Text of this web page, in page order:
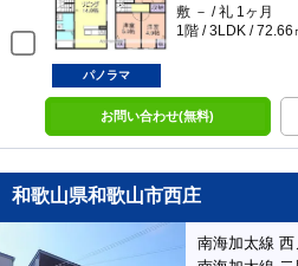
敷 － / 礼 1ヶ月
1階 / 3LDK / 72.66
パノラマ
お問い合わせ(無料)
和歌山県和歌山市西庄
南海加太線